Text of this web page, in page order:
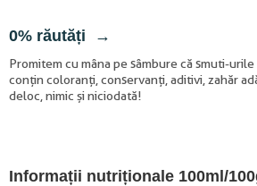
0% răutăți
Promitem cu mâna pe sâmbure că smuti-
conțin coloranți, conservanți, aditivi, zahăr
deloc, nimic și niciodată!
Informații nutriționale 100ml/